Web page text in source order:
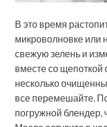
В это время
микроволновке или
свежую зелень и
вместе со щепоткой
несколько
все перемешайте.
погружной блендер,